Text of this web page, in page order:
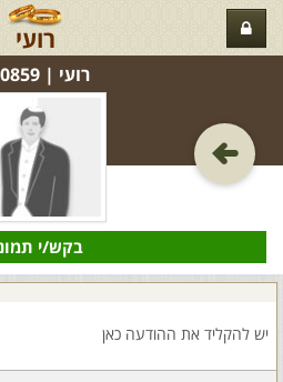
רועי
רועי‏ | 550859
בקש/י